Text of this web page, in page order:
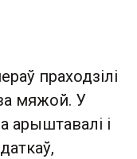
праходзілі
за мяжой. У
арыштавалі і